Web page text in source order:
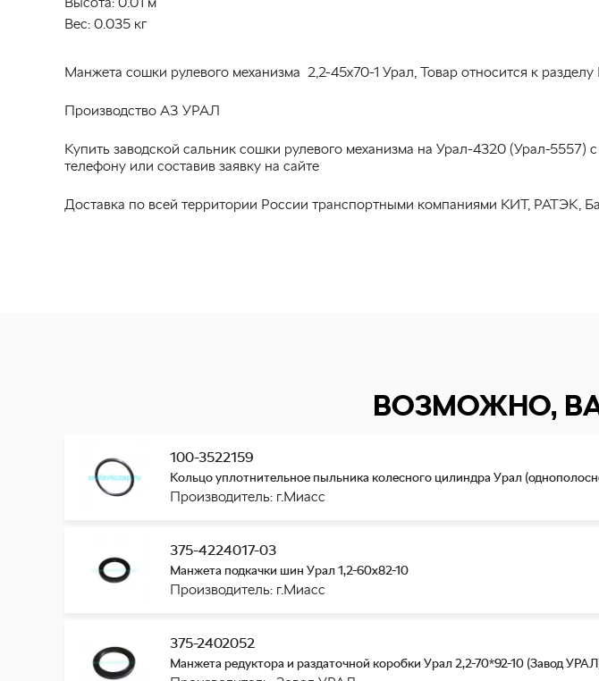
Вес: 0.035 кг
Манжета сошки рулевого механизма 2,2-45х70-1 Урал, Товар относится к
Производство АЗ УРАЛ
Купить заводской сальник сошки рулевого механизма на Урал-4320 (Урал-
телефону или составив заявку на сайте
Доставка по всей территории России транспортными компаниями КИТ, РАТЭК,
ВОЗМОЖНО,
100-3522159
Кольцо уплотнительное пыльника колесного цилиндра Урал
Производитель: г.Миасс
375-4224017-03
Манжета подкачки шин Урал 1,2-60х82-10
Производитель: г.Миасс
375-2402052
Манжета редуктора и раздаточной коробки Урал 2,2-70*92-10 (Завод